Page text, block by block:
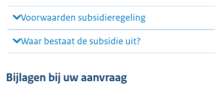
Voorwaarden subsidieregeling
Waar bestaat de subsidie uit?
Bijlagen bij uw aanvraag